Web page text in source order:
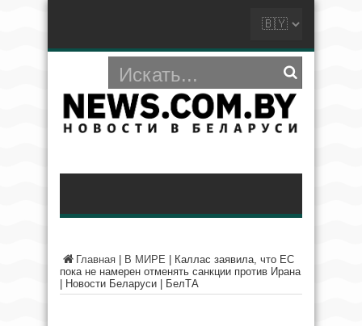
Главная В МИРЕ
Каллас заявила, что ЕС
пока не намерен отменять санкции против Ирана
| Новости Беларуси | БелТА